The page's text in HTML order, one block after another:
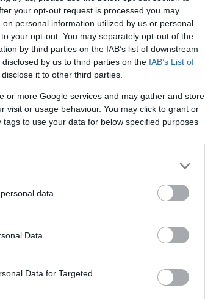
your opt-out request is processed you may
personal information utilized by us or personal
your opt-out. You may separately opt-out of the
by third parties on the IAB’s list of downstream
by us to third parties on the IAB’s List of
it to other third parties.
or more Google services and may gather and store
visit or usage behaviour. You may click to grant or
to use your data for below specified purposes
data.
Data.
Data for Targeted
kötődő
a
a
1,5 méter
vakbél, a
Itt ér
arra is felhívta